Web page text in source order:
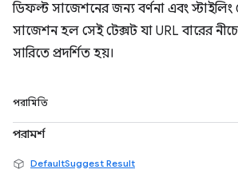
ডিফল্ট সাজেশনের জন্য বর্ণনা এবং
সাজেশন হল সেই টেক্সট যা URL বারের
সারিতে প্রদর্শিত হয়।
পরামিতি
পরামর্শ
DefaultSuggest Result